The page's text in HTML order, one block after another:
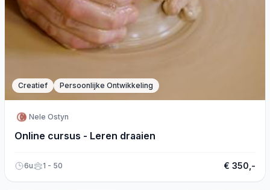
Creatief Persoonlijke Ontwikkeling
Nele Ostyn
Online cursus - Leren draaien
6u 1 - 50 € 350,-